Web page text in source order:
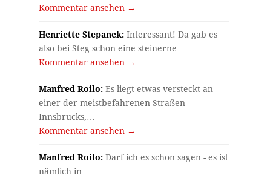
Kommentar ansehen →
Henriette Stepanek: Interessant! Da gab es
also bei Steg schon eine steinerne…
Kommentar ansehen →
Manfred Roilo: Es liegt etwas versteckt an
einer der meistbefahrenen Straßen
Innsbrucks,…
Kommentar ansehen →
Manfred Roilo: Darf ich es schon sagen - es ist
nämlich in…